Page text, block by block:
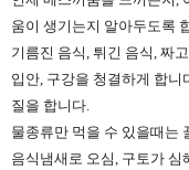
움이 생기는지 알아두도록
기름진 음식, 튀긴 음식, 짜
입안, 구강을 청결하게 합니
질을 합니다.
물종류만 먹을 수 있을때는
음식냄새로 오심, 구토가